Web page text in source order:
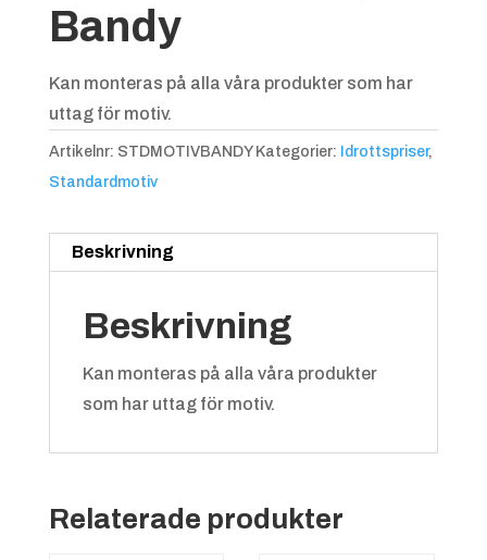
Bandy
Kan monteras på alla våra produkter som har
uttag för motiv.
Artikelnr: STDMOTIVBANDY Kategorier: Idrottspriser,
Standardmotiv
Beskrivning
Beskrivning
Kan monteras på alla våra produkter
som har uttag för motiv.
Relaterade produkter